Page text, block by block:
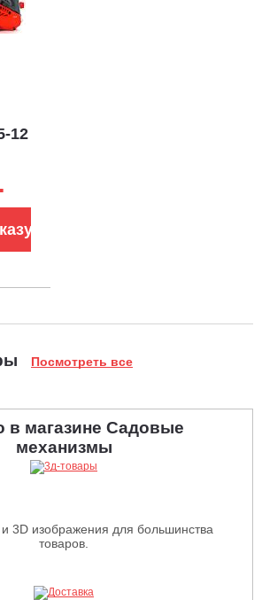
12
Посмотреть все
в магазине Садовые
механизмы
3D изображения для большинства
товаров.